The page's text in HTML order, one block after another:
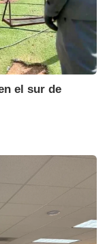
el sur de